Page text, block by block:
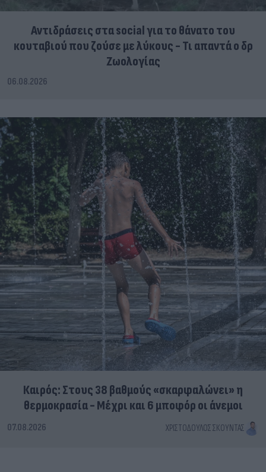
Αντιδράσεις στα social για το θάνατο του
κουταβιού που ζούσε με λύκους - Τι απαντά ο δρ
Ζωολογίας
06.08.2026
Καιρός: Στους 38 βαθμούς «σκαρφαλώνει» η
θερμοκρασία - Μέχρι και 6 μποφόρ οι άνεμοι
07.08.2026 ΧΡΙΣΤΌΔΟΥΛΟΣ ΣΚΟΎΝΤΑΣ